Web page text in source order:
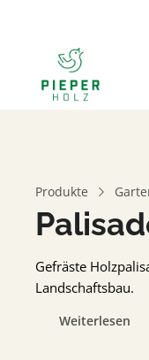
Produkte
Gefräste
Landschaftsbau.
Weiterlesen